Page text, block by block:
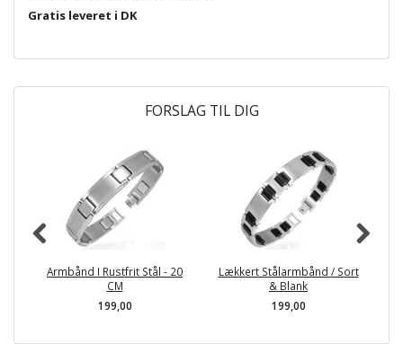
Gratis leveret i DK
FORSLAG TIL DIG
Armbånd I Rustfrit Stål - 20
CM
199,00
Lækkert Stålarmbånd / Sort
& Blank
199,00